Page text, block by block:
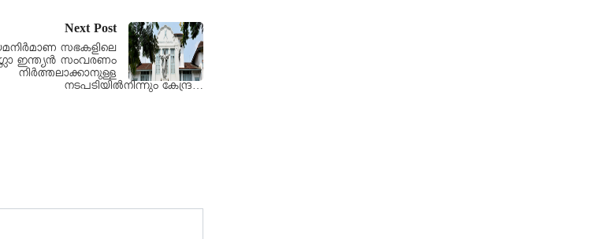
Next Post
സഭകളിലെ
ഇന്ത്യൻ സംവരണം
നിർത്തലാക്കാനുള്ള
നടപടിയിൽനിന്നും കേന്ദ്ര…